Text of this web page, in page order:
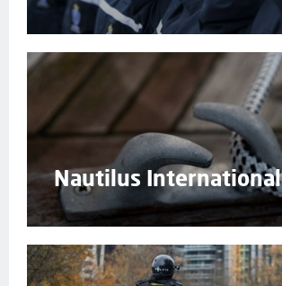
Nautilus International